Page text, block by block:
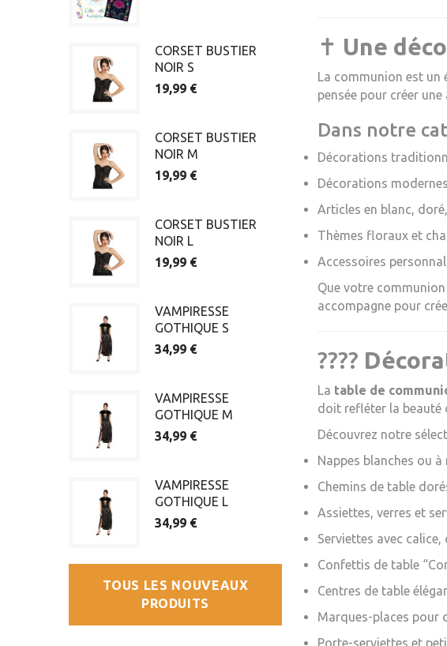
✝️ Une
La communion est un
pensée pour créer
Dans notre
Décorations
Décorations
Articles en blanc,
Thèmes floraux et
Accessoires
Que votre
accompagne pour
????️
La table de
doit refléter la beauté
Découvrez notre
Nappes blanches ou
Chemins de table
Assiettes, verres et
Serviettes avec
Confettis de table
Centres de table
Marques-places pour
Porte-serviettes et
CORSET BUSTIER
NOIR S
19,99 €
CORSET BUSTIER
NOIR M
19,99 €
CORSET BUSTIER
NOIR L
19,99 €
VAMPIRESSE
GOTHIQUE S
34,99 €
VAMPIRESSE
GOTHIQUE M
34,99 €
VAMPIRESSE
GOTHIQUE L
34,99 €
TOUS LES NOUVEAUX
PRODUITS